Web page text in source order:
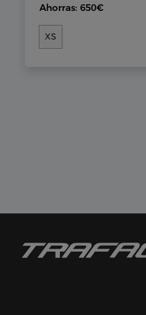
Ahorras: 650€
XS